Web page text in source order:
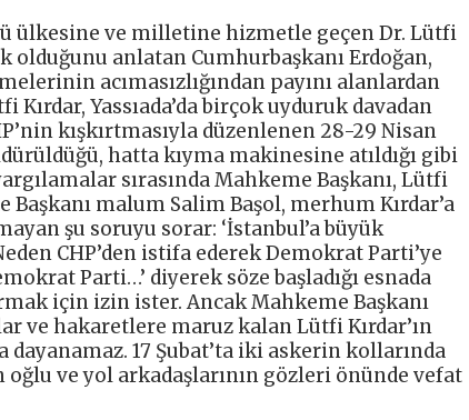
ülkesine ve milletine hizmetle geçen Dr. Lütfi
olduğunu anlatan Cumhurbaşkanı Erdoğan,
acımasızlığından payını alanlardan
Yassıada’da birçok uyduruk davadan
kışkırtmasıyla düzenlenen 28-29 Nisan
hatta kıyma makinesine atıldığı gibi
sırasında Mahkeme Başkanı, Lütfi
Başkanı malum Salim Başol, merhum Kırdar’a
şu soruyu sorar: ‘İstanbul’a büyük
CHP’den istifa ederek Demokrat Parti’ye
Parti…’ diyerek söze başladığı esnada
için izin ister. Ancak Mahkeme Başkanı
ve hakaretlere maruz kalan Lütfi Kırdar’ın
dayanamaz. 17 Şubat’ta iki askerin kollarında
ve yol arkadaşlarının gözleri önünde vefat